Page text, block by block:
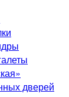
дверей